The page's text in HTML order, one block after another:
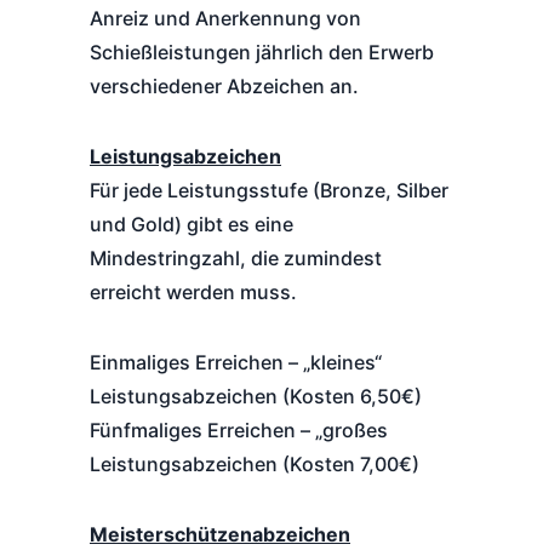
Anreiz und Anerkennung von
Schießleistungen jährlich den Erwerb
verschiedener Abzeichen an.
Leistungsabzeichen
Für jede Leistungsstufe (Bronze, Silber
und Gold) gibt es eine
Mindestringzahl, die zumindest
erreicht werden muss.
Einmaliges Erreichen – „kleines“
Leistungsabzeichen (Kosten 6,50€)
Fünfmaliges Erreichen – „großes
Leistungsabzeichen (Kosten 7,00€)
Meisterschützenabzeichen